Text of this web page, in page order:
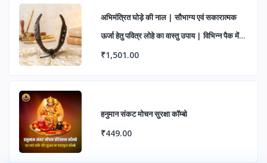
अभिमंत्रित घोड़े की नाल | सौभाग्य एवं सकारात्मक
ऊर्जा हेतु पवित्र लोहे का वास्तु उपाय | विभिन्न पैक में
उपलब्ध
₹1,501.00
हनुमान संकट मोचन सुरक्षा कॉम्बो
₹449.00